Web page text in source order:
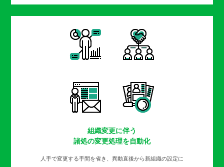
組織変更に伴う
諸処の変更処理を自動化
人手で変更する手間を省き、異動直後から新組織の設定に